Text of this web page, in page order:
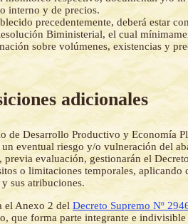
interno y de precios.
precedentemente, deberá estar
Biministerial, el cual
sobre volúmenes, existencias y
adicionales
de Desarrollo Productivo y Economía
eventual riesgo y/o vulneración del
evaluación, gestionarán el
o limitaciones temporales, aplicando
sus atribuciones.
el Anexo 2 del Decreto Supremo Nº
que forma parte integrante e indivisible